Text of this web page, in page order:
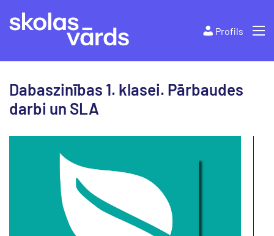
Profils
Dabaszinības 1. klasei. Pārbaudes
darbi un SLA